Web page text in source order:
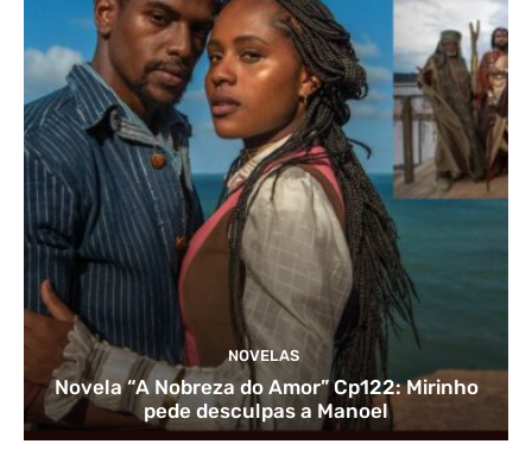
NOVELAS
Novela “A Nobreza do Amor” Cp122: Mirinho
pede desculpas a Manoel